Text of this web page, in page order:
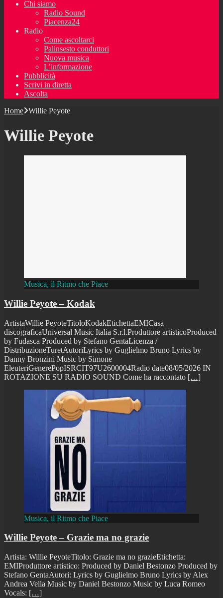
Chi siamo
Radio Sound
Piacenza24
Radio
Come ascoltarci
Palinsesto conduttori
Nuova musica
L’informazione
Pubblicità
Scrivi in diretta
Ascolta
Home Willie Peyote
Willie Peyote
Musica, il Ritmo che Piace
Willie Peyote – Kodak
ArtistaWillie PeyoteTitoloKodakEtichettaEMICasa
discograficaUniversal Music Italia S.r.l.Produttore artisticoProduced
by Fudasca Produced by Stefano GentaLicenza /
DistribuzioneTuretAutoriLyrics by Guglielmo Bruno Lyrics by
Danny Bronzini Music by Simone
EleuteriGenerePopISRCIT97U2600004Radio date08/05/2026 IN
ROTAZIONE SU RADIO SOUND Come ha raccontato […]
Musica, il Ritmo che Piace
Willie Peyote – Grazie ma no grazie
Artista: Willie PeyoteTitolo: Grazie ma no grazieEtichetta:
EMIProduttore artistico: Produced by Daniel Bestonzo Produced by
Stefano GentaAutori: Lyrics by Guglielmo Bruno Lyrics by Alex
Andrea Vella Music by Daniel Bestonzo Music by Luca Romeo
Vocals: […]